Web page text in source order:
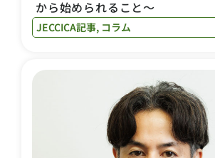
から始められること〜
JECCICA記事, コラム